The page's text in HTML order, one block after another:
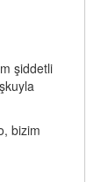
şiddetli
bizim